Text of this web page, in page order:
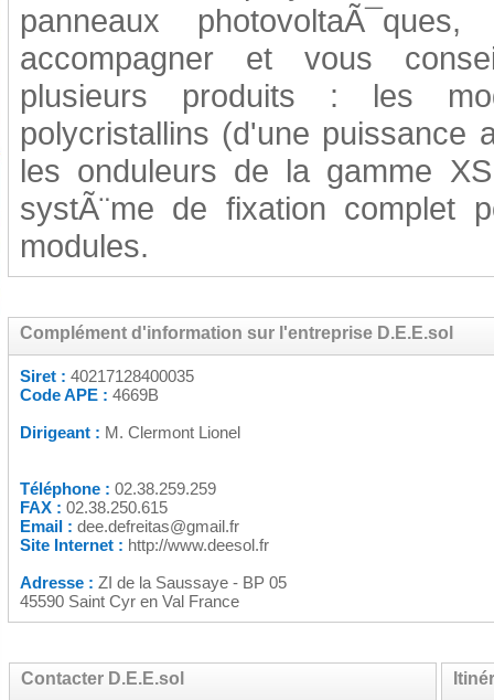
panneaux
accompagner et vous
plusieurs produits : les
polycristallins (d'une
les onduleurs de la gamme
systÃ¨me de fixation complet
modules.
Complément d'information sur l'entreprise D.E.E.sol
Siret : 40217128400035
Code APE : 4669B
Dirigeant : M. Clermont Lionel
Téléphone : 02.38.259.259
FAX : 02.38.250.615
Email : dee.defreitas@gmail.fr
Site Internet : http://www.deesol.fr
Adresse : ZI de la Saussaye - BP 05
45590 Saint Cyr en Val France
Contacter D.E.E.sol